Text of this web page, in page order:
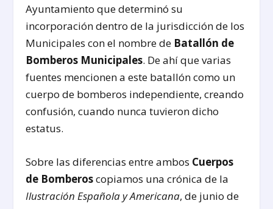
Ayuntamiento que determinó su
incorporación dentro de la jurisdicción de los
Municipales con el nombre de Batallón de
Bomberos Municipales. De ahí que varias
fuentes mencionen a este batallón como un
cuerpo de bomberos independiente, creando
confusión, cuando nunca tuvieron dicho
estatus.
Sobre las diferencias entre ambos Cuerpos
de Bomberoscopiamos una crónica de la
Ilustración Española y Americana, de junio de